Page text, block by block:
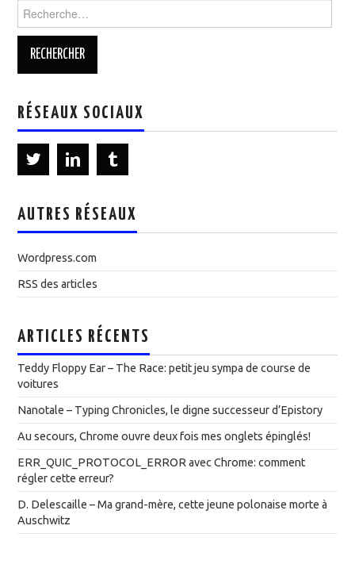
Rechercher :
RÉSEAUX SOCIAUX
AUTRES RÉSEAUX
Wordpress.com
RSS des articles
ARTICLES RÉCENTS
Teddy Floppy Ear – The Race: petit jeu sympa de course de
voitures
Nanotale – Typing Chronicles, le digne successeur d’Epistory
Au secours, Chrome ouvre deux fois mes onglets épinglés!
ERR_QUIC_PROTOCOL_ERROR avec Chrome: comment
régler cette erreur?
D. Delescaille – Ma grand-mère, cette jeune polonaise morte à
Auschwitz